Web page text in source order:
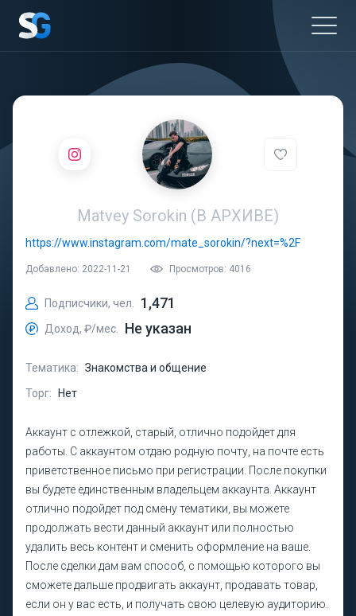
Matvey Sorokin (В АРХИВЕ)
https://www.instagram.com/mate_sorokin/?next=%2F
Добавлено: 2022-11-21 Просмотров: 4016
Подписчики, чел. 1,471
Доход, ₽/мес. Не указан
Тематика: Знакомства и общение
Торг:
Нет
Аккаунт с отлежкой, старый, отлично подойдет для
работы. С аккаунтом отдаю родную почту, на почте есть
приветственное письмо при регистрации. После покупки
вы будете единственным владельцем аккаунта. Аккаунт
отлично подойдет под смену тематики, вы можете
продолжать вести данный аккаунт или полностью
удалить весь контент и сменить оформление на ваше.
После сделки дам вам способ, с помощью которого вы
сможете дальше продвигать аккаунт, продавать товар,
если он у вас есть, и получать свою целевую аудиторию.